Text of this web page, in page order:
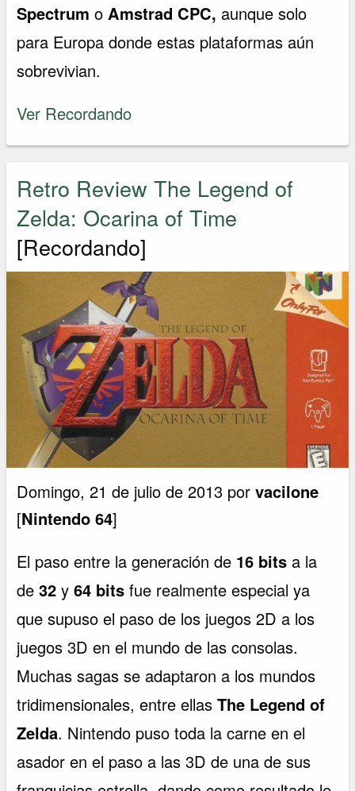
Spectrum o Amstrad CPC, aunque solo
para Europa donde estas plataformas aún
sobrevivian.
Ver Recordando
Retro Review The Legend of
Zelda: Ocarina of Time
[Recordando]
Domingo, 21 de julio de 2013 porvacilone
[Nintendo 64]
El paso entre la generación de 16 bits a la
de32y64 bits fue realmente especial ya
que supuso el paso de los juegos 2D a los
juegos 3D en el mundo de las consolas.
Muchas sagas se adaptaron a los mundos
tridimensionales, entre ellasThe Legend of
Zelda. Nintendo puso toda la carne en el
asador en el paso a las 3D de una de sus